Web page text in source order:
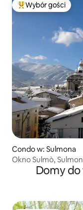
Najpopularniejsze z
Wybór gości
Condo w: Sulmona
Okno Sulmò,
Domy